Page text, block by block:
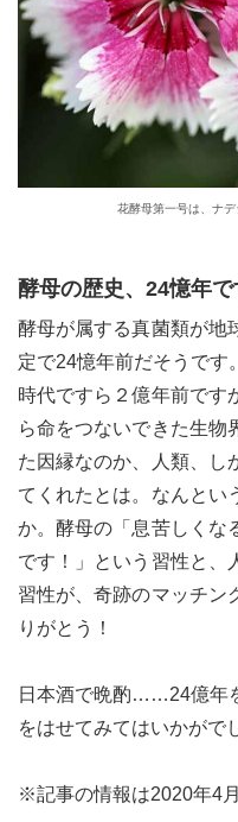
花酵母第一号は、ナ
酵母の歴史、24憶年
酵母が属する真菌類が地
定で24憶年前だそうです
時代ですら２億年前です
ら命をつないできた生物
た因縁なのか、人類、し
てくれたとは。なんとい
か。酵母の「息苦しくな
です！」という習性と、
習性が、奇跡のマッチン
りがとう！
日本酒で晩酌……24億年
をはせてみてはいかがで
※記事の情報は2020年4